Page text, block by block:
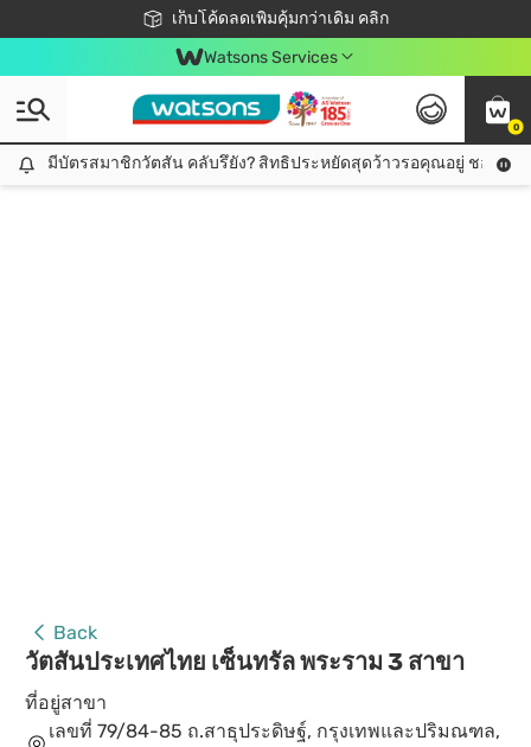
เก็บโค้ดลดเพิ่มคุ้มกว่าเดิม คลิก
ชอปออนไลน์ครั้งแรก ลดเพิ่มจุก ๆ 10%! 🎉
📦ส่งฟรี! เมื่อชอป 499฿
สมาชิกวัตสัน คลับดียังไง?
Watsons Services
0
มีบัตรสมาชิกวัตสัน คลับรึยัง? สิทธิประหยัดสุดว้าวรอคุณอยู่ ชอปคุ้มกว่าเดิม คลิก!
มีบัตรสมาชิกวัตสัน คลับรึยัง? สิทธิประหยัดสุดว้าวรอคุณอยู่ ชอปคุ้มก
Back
วัตสันประเทศไทย เซ็นทรัล พระราม 3 สาขา
ที่อยู่สาขา
เลขที่ 79/84-85 ถ.สาธุประดิษฐ์, กรุงเทพและปริมณฑล,